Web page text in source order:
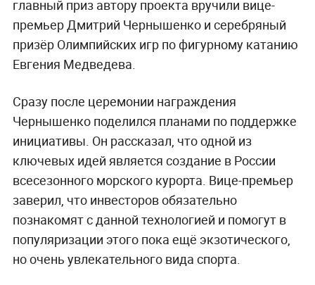
главный приз автору проекта вручили вице-
премьер Дмитрий Чернышенко и серебряный
призёр Олимпийских игр по фигурному катанию
Евгения Медведева.
Сразу после церемонии награждения
Чернышенко поделился планами по поддержке
инициативы. Он рассказал, что одной из
ключевых идей является создание в России
всесезонного морского курорта. Вице-премьер
заверил, что инвесторов обязательно
познакомят с данной технологией и помогут в
популяризации этого пока ещё экзотического,
но очень увлекательного вида спорта.